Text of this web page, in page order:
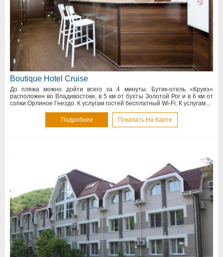
Boutique Hotel Cruise
До пляжа можно дойти всего за 4 минуты. Бутик-отель «Круиз»
расположен во Владивостоке, в 5 км от бухты Золотой Рог и в 6 км от
сопки Орлиное Гнездо. К услугам гостей бесплатный Wi-Fi. К услугам...
Подробнее Показать На Карте